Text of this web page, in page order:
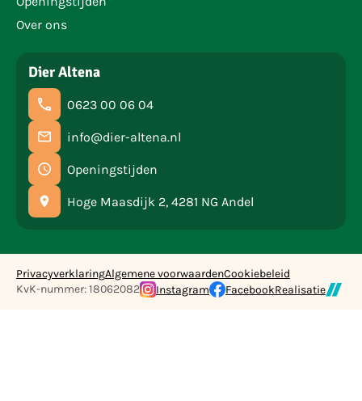
Over ons
Dier Altena
0623 00 06 04
info@dier-altena.nl
Openingstijden
Hoge Maasdijk 2, 4281 NG Andel
PrivacyverklaringAlgemene voorwaardenCookiebeleid
KvK-nummer: 18062082
Instagram FacebookRealisatie